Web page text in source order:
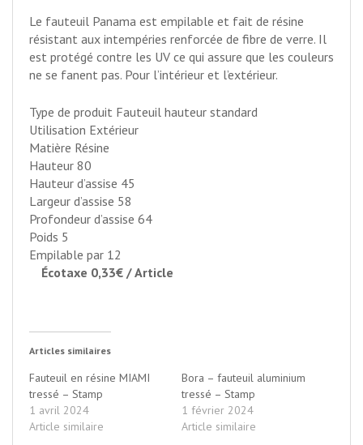
Le fauteuil Panama est empilable et fait de résine
résistant aux intempéries renforcée de fibre de verre. Il
est protégé contre les UV ce qui assure que les couleurs
ne se fanent pas. Pour l’intérieur et l’extérieur.
Type de produit Fauteuil hauteur standard
Utilisation Extérieur
Matière Résine
Hauteur 80
Hauteur d’assise 45
Largeur d’assise 58
Profondeur d’assise 64
Poids 5
Empilable par 12
Écotaxe 0,33€ / Article
Articles similaires
Fauteuil en résine MIAMI
tressé – Stamp
1 avril 2024
Article similaire
Bora – fauteuil aluminium
tressé – Stamp
1 février 2024
Article similaire